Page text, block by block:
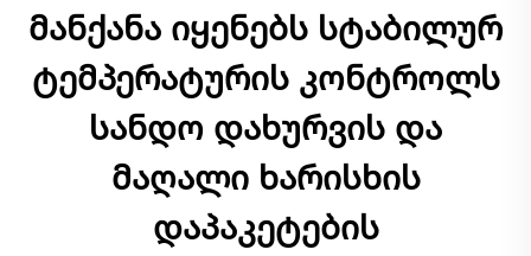
მანქანა იყენებს სტაბილურ
ტემპერატურის კონტროლს
სანდო დახურვის და
მაღალი ხარისხის
დაპაკეტების